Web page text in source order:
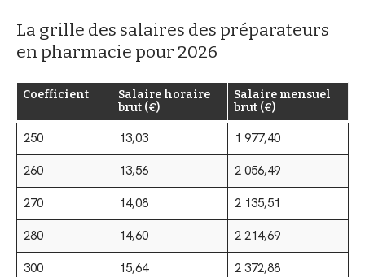
La grille des salaires des préparateurs
en pharmacie pour 2026
Coefficient
Salaire horaire
brut (€)
Salaire mensuel
brut (€)
250 13,03
1 977,40
260
13,56
2 056,49
270
14,08
2 135,51
280
14,60
2 214,69
300
15,64
2 372,88